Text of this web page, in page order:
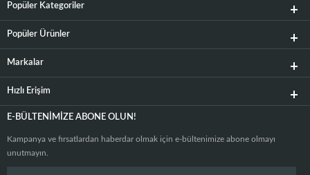
Popüler Kategoriler
Popüler Ürünler
Markalar
Hızlı Erişim
E-BÜLTENIMIZE ABONE OLUN!
Kampanya ve fırsatlardan haberdar olmak için e-bültenimize abone olmayı
unutmayın.